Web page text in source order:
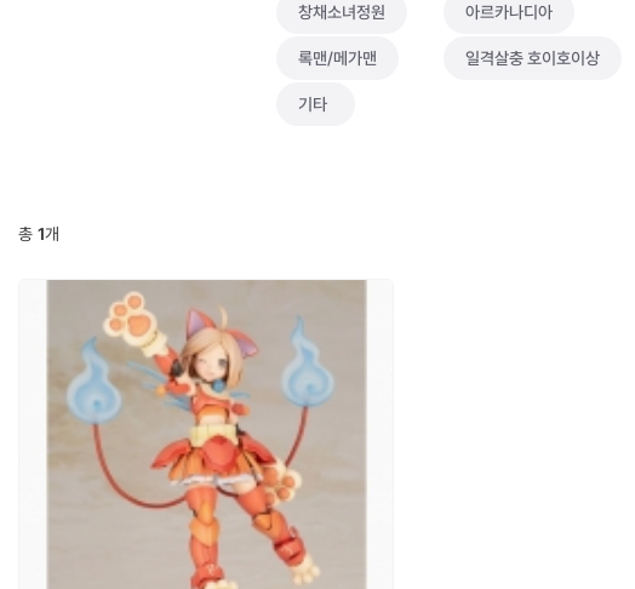
창채소녀정원
록맨/메가맨
기타
아르카나디아
일격살충 호이호이상
총 1개